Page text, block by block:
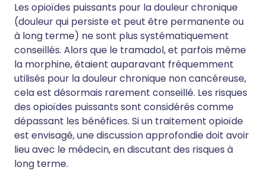
Les opioïdes puissants pour la douleur chronique
(douleur qui persiste et peut être permanente ou
à long terme) ne sont plus systématiquement
conseillés. Alors que le tramadol, et parfois même
la morphine, étaient auparavant fréquemment
utilisés pour la douleur chronique non cancéreuse,
cela est désormais rarement conseillé. Les risques
des opioïdes puissants sont considérés comme
dépassant les bénéfices. Si un traitement opioïde
est envisagé, une discussion approfondie doit avoir
lieu avec le médecin, en discutant des risques à
long terme.